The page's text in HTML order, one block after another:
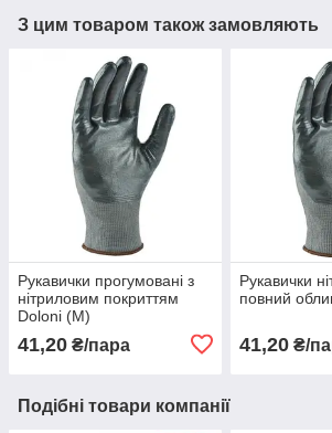
З цим товаром також замовляють
Рукавички прогумовані з
нітриловим покриттям
Doloni (М)
41,20 ₴/пара
Рукавички
повний
41,20₴/
Подібні товари компанії